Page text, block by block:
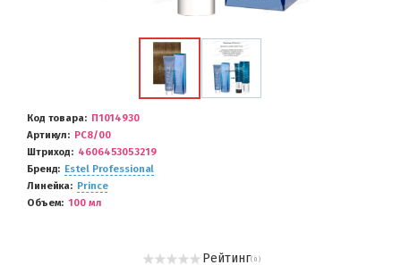
Код товара
П1014930
Артикул
PC8/00
Штриход
4606453053219
Бренд
Estel Professional
Линейка
Prince
Объем
100 мл
Рейтинг( 0 )